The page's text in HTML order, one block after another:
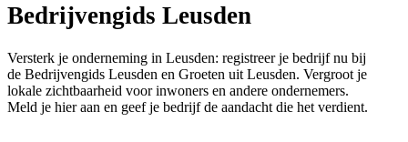
Bedrijvengids Leusden
Versterk je onderneming in Leusden: registreer je bedrijf nu bij
de Bedrijvengids Leusden en Groeten uit Leusden. Vergroot je
lokale zichtbaarheid voor inwoners en andere ondernemers.
Meld je hier aan en geef je bedrijf de aandacht die het verdient.